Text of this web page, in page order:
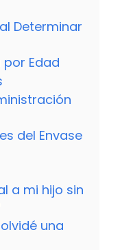
Determinar
Edad
del Envase
a mi hijo sin
una